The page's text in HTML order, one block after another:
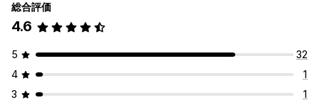
総合評価
4.6
5
32
4
1
3
1